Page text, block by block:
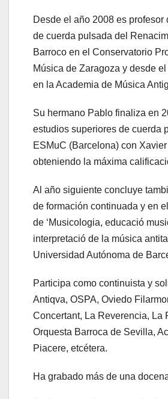
Desde el año 2008 es profesor
de cuerda pulsada del
Barroco en el Conservatorio
Música de Zaragoza y desde
en la Academia de Música
Su hermano Pablo finaliza en
estudios superiores de cuerda
ESMuC (Barcelona) con
obteniendo la máxima
Al año siguiente concluye
de formación continuada y en
de ‘Musicologia, educació
interpretació de la música
Universidad Autónoma de
Participa como continuista y
Antiqva, OSPA, Oviedo
Concertant, La Reverencia, La
Orquesta Barroca de Sevilla,
Piacere, etcétera.
Ha grabado más de una